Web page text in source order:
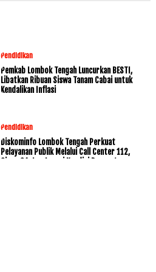
Pendidikan
Pemkab Lombok Tengah Luncurkan BESTI,
Libatkan Ribuan Siswa Tanam Cabai untuk
Kendalikan Inflasi
Pendidikan
Diskominfo Lombok Tengah Perkuat
Pelayanan Publik Melalui Call Center 112,
Siaga 24 Jam Layani Kondisi Darurat